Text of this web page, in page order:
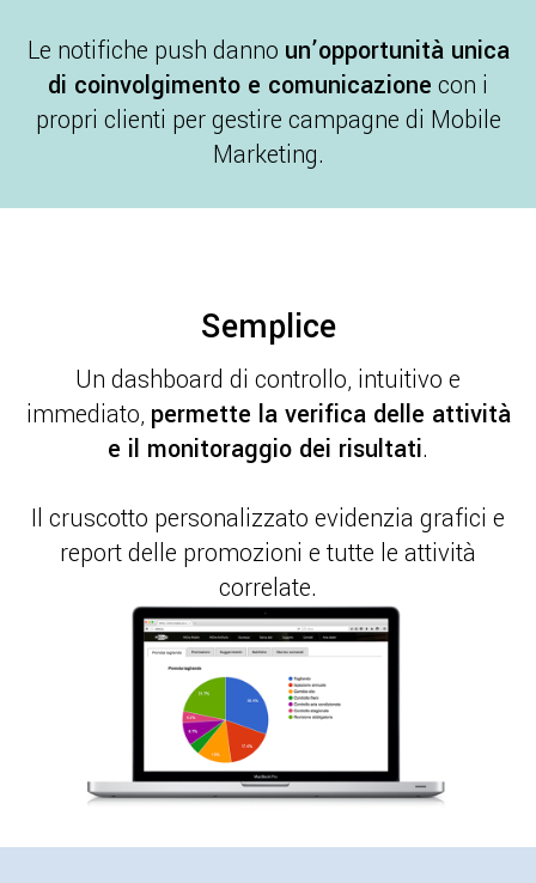
Le notifiche push danno un’opportunità unica
di coinvolgimento e comunicazione con i
propri clienti per gestire campagne di Mobile
Marketing.
Semplice
Un dashboard di controllo, intuitivo e
immediato, permette la verifica delle attività
e il monitoraggio dei risultati.
Il cruscotto personalizzato evidenzia grafici e
report delle promozioni e tutte le attività
correlate.